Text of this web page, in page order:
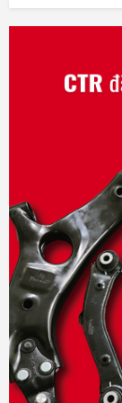
3- Bề mặt chống
truyền động
5- Độ co giãn khi